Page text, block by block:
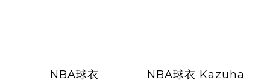
NBA球衣
NBA球衣 Kazuha